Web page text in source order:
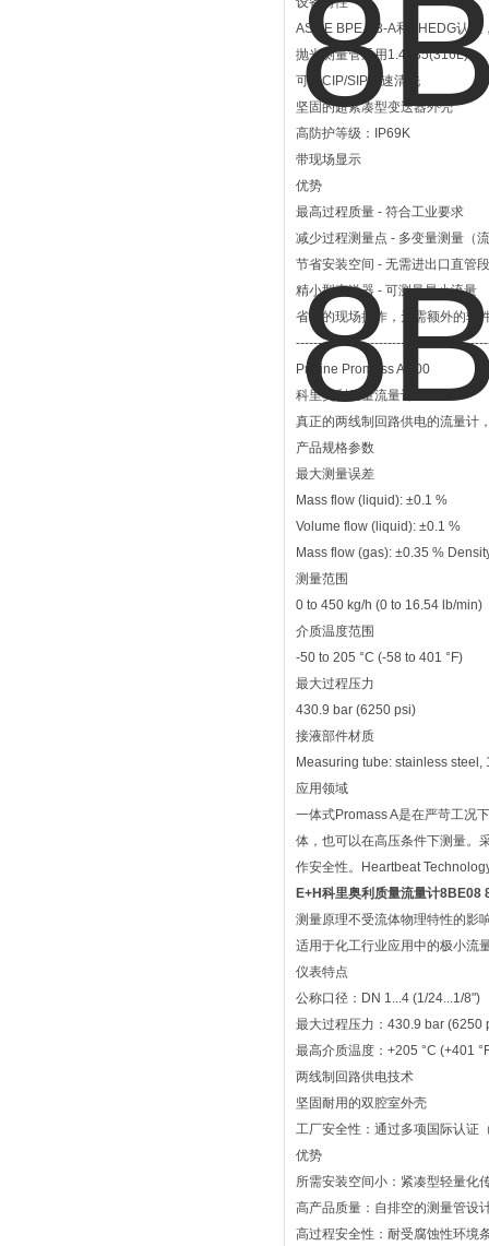
ASME BPE、3-A和EHEDG认证
抛光测量管采用1.4435(316L)
可用CIP/SIP快速清洗
坚固的超紧凑型变送器外壳
高防护等级：IP69K
带现场显示
优势
最高过程质量 - 符合工业要求
减少过程测量点 - 多变量测量（
节省安装空间 - 无需进出口直管段
精小型变送器 - 可测量最小流量
省时的现场操作，无需额外的软
Proline Promass A 200
科里奥利质量流量计
真正的两线制回路供电的流量计
产品规格参数
最大测量误差
Mass flow (liquid): ±0.1 %
Volume flow (liquid): ±0.1 %
Mass flow (gas): ±0.35 %
测量范围
0 to 450 kg/h (0 to 16.54 lb/min)
介质温度范围
-50 to 205 °C (-58 to 401 °F)
最大过程压力
430.9 bar (6250 psi)
接液部件材质
Measuring tube: stainless
应用领域
一体式Promass A是在严苛工况
体，也可以在高压条件下测量。
作安全性。Heartbeat
E+H科里奥利质量流量计8BE08
测量原理不受流体物理特性的影
适用于化工行业应用中的极小流
仪表特点
公称口径：DN 1...4 (1/24...1/8")
最大过程压力：430.9 bar (6250
最高介质温度：+205 °C (+401
两线制回路供电技术
坚固耐用的双腔室外壳
工厂安全性：通过多项国际认证
优势
所需安装空间小：紧凑型轻量化
高产品质量：自排空的测量管设
高过程安全性：耐受腐蚀性环境